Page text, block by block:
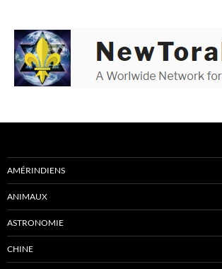
AMÉRINDIENS
ANIMAUX
ASTRONOMIE
CHINE